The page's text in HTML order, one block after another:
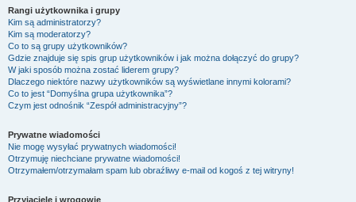
Rangi użytkownika i grupy
Kim są administratorzy?
Kim są moderatorzy?
Co to są grupy użytkowników?
Gdzie znajduje się spis grup użytkowników i jak można dołączyć do grupy?
W jaki sposób można zostać liderem grupy?
Dlaczego niektóre nazwy użytkowników są wyświetlane innymi kolorami?
Co to jest “Domyślna grupa użytkownika”?
Czym jest odnośnik “Zespół administracyjny”?
Prywatne wiadomości
Nie mogę wysyłać prywatnych wiadomości!
Otrzymuję niechciane prywatne wiadomości!
Otrzymałem/otrzymałam spam lub obraźliwy e-mail od kogoś z tej witryny!
Przyjaciele i wrogowie